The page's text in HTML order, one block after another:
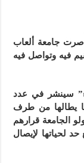
أصرت جامعة ألعاب
فيه وتواصل فيه
سينشر في عدد
يطالها من طرف
الجامعة قرارهم
لحياتها لإيصال